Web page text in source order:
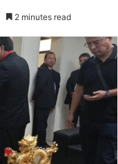
2 minutes read